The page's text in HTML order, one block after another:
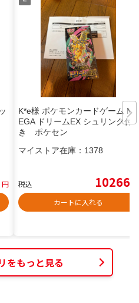
円
K*e様 ポケモンカードゲーム M
EGA ドリームEX シュリンク付
き ポケセン
マイストア在庫： 1378
税込 10266
カートに入れる
をもっと見る